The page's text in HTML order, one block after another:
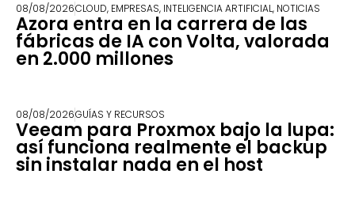
08/08/2026CLOUD, EMPRESAS, INTELIGENCIA ARTIFICIAL, NOTICIAS
Azora entra en la carrera de las
fábricas de IA con Volta, valorada
en 2.000 millones
08/08/2026GUÍAS Y RECURSOS
Veeam para Proxmox bajo la lupa:
así funciona realmente el backup
sin instalar nada en el host